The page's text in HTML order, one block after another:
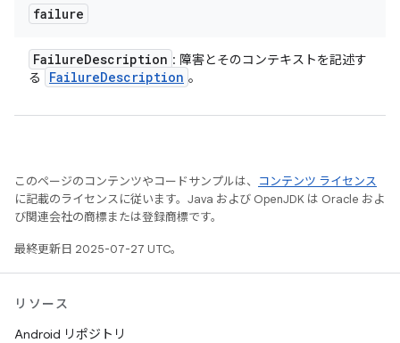
failure
FailureDescription : 障害とそのコンテキストを記述す
る
FailureDescription 。
このページのコンテンツやコードサンプルは、
コンテンツ ライセンス
に記載のライセンスに従います。Java および OpenJDK は Oracle およ
び関連会社の商標または登録商標です。
最終更新日 2025-07-27 UTC。
リソース
Android リポジトリ